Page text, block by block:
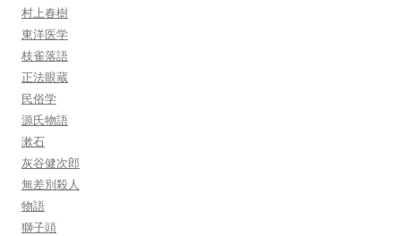
村上春樹
東洋医学
枝雀落語
正法眼蔵
民俗学
源氏物語
漱石
灰谷健次郎
無差別殺人
物語
獅子頭